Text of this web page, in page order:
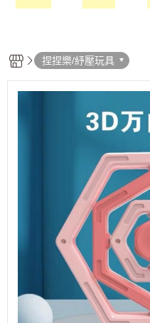
捏捏樂/紓壓玩具